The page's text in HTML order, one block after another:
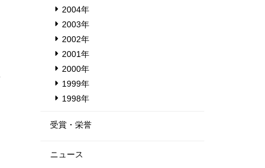
2004年
2003年
2002年
2001年
2000年
1999年
1998年
受賞・栄誉
ニュース